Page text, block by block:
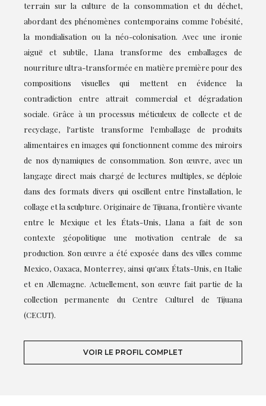
terrain sur la culture de la consommation et du déchet,
abordant des phénomènes contemporains comme l'obésité,
la mondialisation ou la néo-colonisation. Avec une ironie
aiguë et subtile, Llana transforme des emballages de
nourriture ultra-transformée en matière première pour des
compositions visuelles qui mettent en évidence la
contradiction entre attrait commercial et dégradation
sociale. Grâce à un processus méticuleux de collecte et de
recyclage, l'artiste transforme l'emballage de produits
alimentaires en images qui fonctionnent comme des miroirs
de nos dynamiques de consommation. Son œuvre, avec un
langage direct mais chargé de lectures multiples, se déploie
dans des formats divers qui oscillent entre l'installation, le
collage et la sculpture. Originaire de Tijuana, frontière vivante
entre le Mexique et les États-Unis, Llana a fait de son
contexte géopolitique une motivation centrale de sa
production. Son œuvre a été exposée dans des villes comme
Mexico, Oaxaca, Monterrey, ainsi qu'aux États-Unis, en Italie
et en Allemagne. Actuellement, son œuvre fait partie de la
collection permanente du Centre Culturel de Tijuana
(CECUT).
VOIR LE PROFIL COMPLET